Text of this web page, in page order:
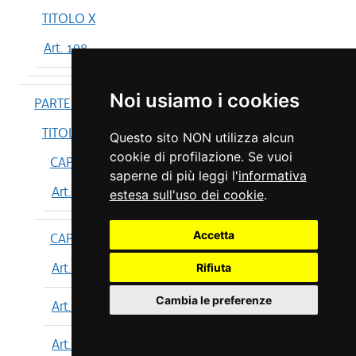
Noi usiamo i cookies
Questo sito NON utilizza alcun
cookie di profilazione. Se vuoi
saperne di più leggi l'informativa
estesa sull'uso dei cookie.
Accetta
Rifiuta
Cambia le preferenze
TITOLO X
Art. 198
PARTE IV
TITOLO I
CAPO I
Art. 199
CAPO II
Art. 200
Art. 201
Art. 202